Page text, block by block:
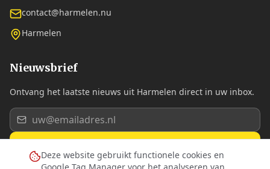
Deze website gebruikt functionele cookies en
contact@harmelen.nu
Harmelen
Nieuwsbrief
Ontvang het laatste nieuws uit Harmelen direct in uw inbox.
Aanmelden